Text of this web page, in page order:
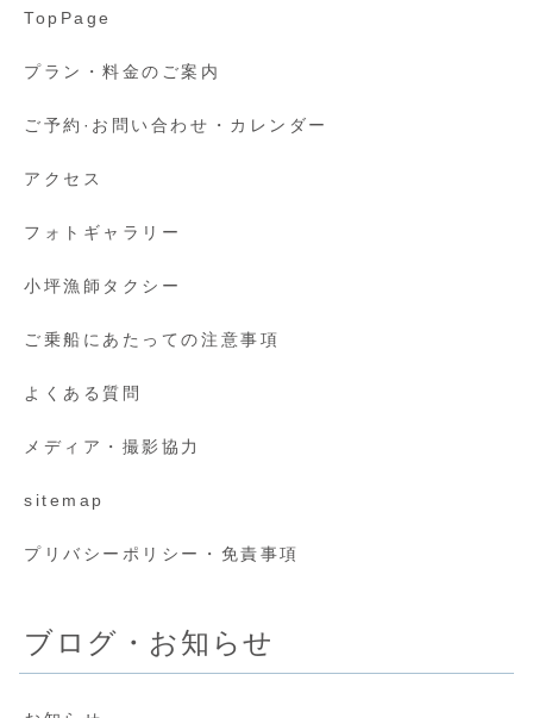
TopPage
プラン・料金のご案内
ご予約·お問い合わせ・カレンダー
アクセス
フォトギャラリー
小坪漁師タクシー
ご乗船にあたっての注意事項
よくある質問
メディア・撮影協力
sitemap
プリバシーポリシー・免責事項
ブログ・お知らせ